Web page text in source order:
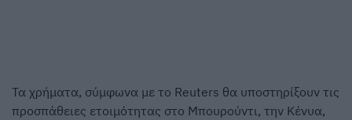
Τα χρήματα, σύμφωνα με το Reuters θα υποστηρίξουν τις
προσπάθειες ετοιμότητας στο Μπουρούντι, την Κένυα,